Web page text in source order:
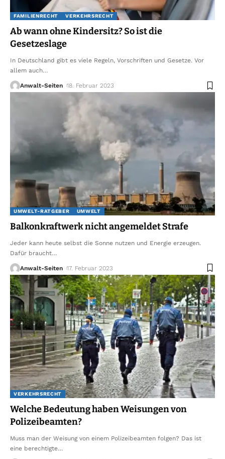
FAMILIENRECHT VERKEHRSRECHT
Ab wann ohne Kindersitz? So ist die
Gesetzeslage
In Deutschland gibt es viele Regeln, Vorschriften und Gesetze. Vor
allem auch…
Anwalt-Seiten 18. Februar 2023
UMWELT-RATGEBER UMWELT
Balkonkraftwerk nicht angemeldet Strafe
Jeder kann heute selbst die Sonne nutzen und Energie erzeugen.
Dafür braucht…
Anwalt-Seiten 17. Februar 2023
VERKEHRSRECHT
Welche Bedeutung haben Weisungen von
Polizeibeamten?
Muss man der Weisung von einem Polizeibeamten folgen? Das ist
eine berechtigte…